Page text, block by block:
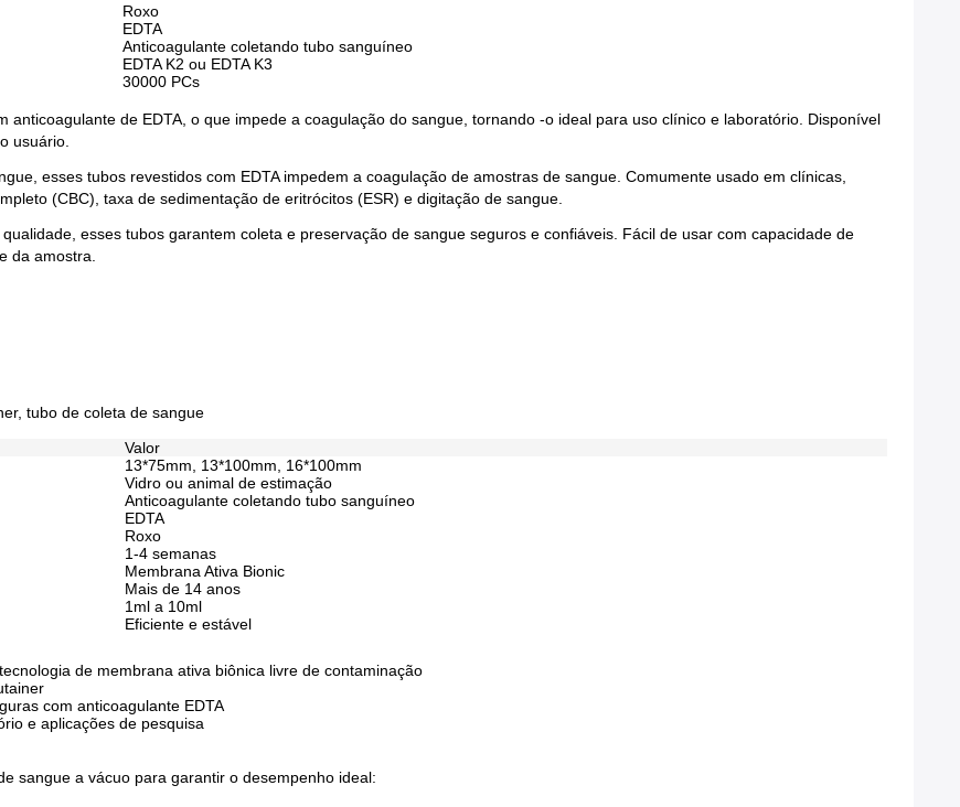
Roxo
EDTA
Anticoagulante coletando tubo sanguíneo
EDTA K2 ou EDTA K3
30000 PCs
de EDTA, o que impede a coagulação do sangue, tornando -o ideal para uso clínico e laboratório. Disponível
usuário.
esses tubos revestidos com EDTA impedem a coagulação de amostras de sangue. Comumente usado em clínicas,
(CBC), taxa de sedimentação de eritrócitos (ESR) e digitação de sangue.
esses tubos garantem coleta e preservação de sangue seguros e confiáveis. Fácil de usar com capacidade de
da amostra.
tubo de coleta de sangue
Valor
13*75mm, 13*100mm, 16*100mm
Vidro ou animal de estimação
Anticoagulante coletando tubo sanguíneo
EDTA
Roxo
1-4 semanas
Membrana Ativa Bionic
Mais de 14 anos
1ml a 10ml
Eficiente e estável
de membrana ativa biônica livre de contaminação
com anticoagulante EDTA
e aplicações de pesquisa
sangue a vácuo para garantir o desempenho ideal: